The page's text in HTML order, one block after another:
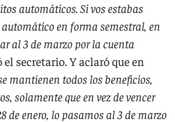
automáticos. Si vos estabas
en forma semestral, en
al 3 de marzo por la cuenta
el secretario. Y aclaró que en
mantienen todos los beneficios,
solamente que en vez de vencer
de enero, lo pasamos al 3 de marzo